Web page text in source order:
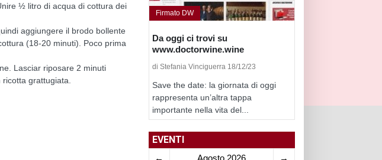
½ litro di acqua di cottura dei
aggiungere il brodo bollente
(18-20 minuti). Poco prima
Lasciar riposare 2 minuti
grattugiata.
Firmato DW
Da oggi ci trovi su
www.doctorwine.wine
di Stefania Vinciguerra 18/12/23
Save the date: la giornata di oggi
rappresenta un’altra tappa
importante nella vita del...
EVENTI
← Agosto 2026 →